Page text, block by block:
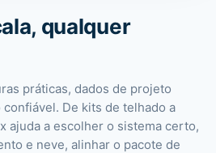
qualquer
práticas, dados de projeto
De kits de telhado a
ajuda a escolher o sistema certo,
e neve, alinhar o pacote de